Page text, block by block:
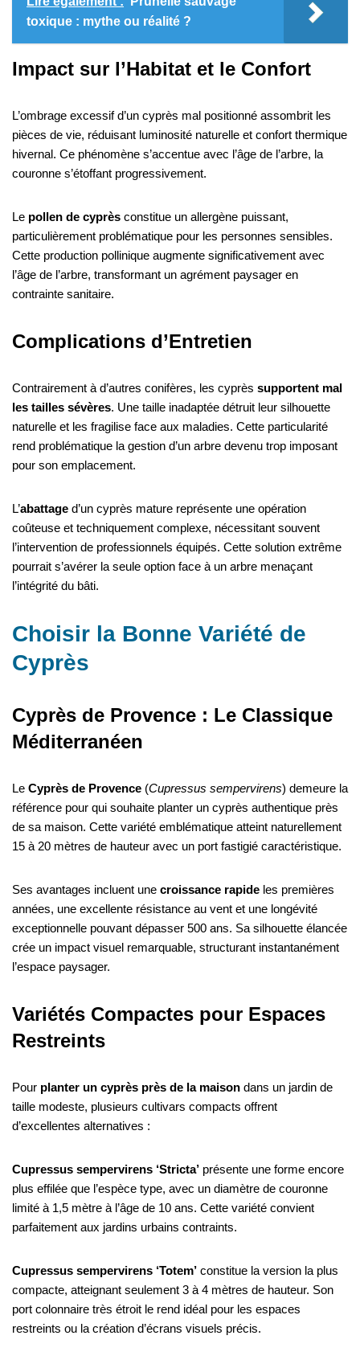
toxique : mythe ou réalité ?
Impact sur l’Habitat et le Confort
L’ombrage excessif d’un cyprès mal positionné assombrit les
pièces de vie, réduisant luminosité naturelle et confort thermique
hivernal. Ce phénomène s’accentue avec l’âge de l’arbre, la
couronne s’étoffant progressivement.
Le pollen de cyprès constitue un allergène puissant,
particulièrement problématique pour les personnes sensibles.
Cette production pollinique augmente significativement avec
l’âge de l’arbre, transformant un agrément paysager en
contrainte sanitaire.
Complications d’Entretien
Contrairement à d’autres conifères, les cyprès supportent mal
les tailles sévères. Une taille inadaptée détruit leur silhouette
naturelle et les fragilise face aux maladies. Cette particularité
rend problématique la gestion d’un arbre devenu trop imposant
pour son emplacement.
L’abattage d’un cyprès mature représente une opération
coûteuse et techniquement complexe, nécessitant souvent
l’intervention de professionnels équipés. Cette solution extrême
pourrait s’avérer la seule option face à un arbre menaçant
l’intégrité du bâti.
Choisir la Bonne Variété de
Cyprès
Cyprès de Provence : Le Classique
Méditerranéen
Le Cyprès de Provence (Cupressus sempervirens) demeure la
référence pour qui souhaite planter un cyprès authentique près
de sa maison. Cette variété emblématique atteint naturellement
15 à 20 mètres de hauteur avec un port fastigié caractéristique.
Ses avantages incluent une croissance rapide les premières
années, une excellente résistance au vent et une longévité
exceptionnelle pouvant dépasser 500 ans. Sa silhouette élancée
crée un impact visuel remarquable, structurant instantanément
l’espace paysager.
Variétés Compactes pour Espaces
Restreints
Pour planter un cyprès près de la maison dans un jardin de
taille modeste, plusieurs cultivars compacts offrent
d’excellentes alternatives :
Cupressus sempervirens ‘Stricta’ présente une forme encore
plus effilée que l’espèce type, avec un diamètre de couronne
limité à 1,5 mètre à l’âge de 10 ans. Cette variété convient
parfaitement aux jardins urbains contraints.
Cupressus sempervirens ‘Totem’ constitue la version la plus
compacte, atteignant seulement 3 à 4 mètres de hauteur. Son
port colonnaire très étroit le rend idéal pour les espaces
restreints ou la création d’écrans visuels précis.